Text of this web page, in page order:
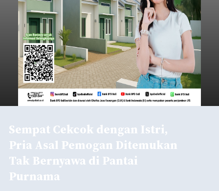
Sempat Cekcok dengan Istri,
Pria Asal Pemogan Ditemukan
Tak Bernyawa di Pantai
Purnama